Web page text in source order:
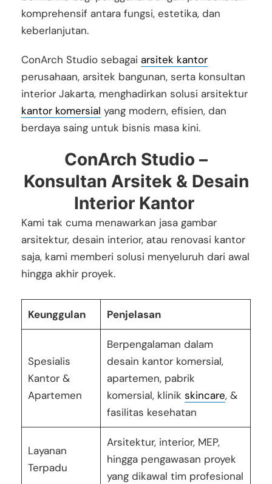
komprehensif antara fungsi, estetika, dan
keberlanjutan.
ConArch Studio sebagai arsitek kantor
perusahaan, arsitek bangunan, serta konsultan
interior Jakarta, menghadirkan solusi arsitektur
kantor komersial yang modern, efisien, dan
berdaya saing untuk bisnis masa kini.
ConArch Studio –
Konsultan Arsitek & Desain
Interior Kantor
Kami tak cuma menawarkan jasa gambar
arsitektur, desain interior, atau renovasi kantor
saja, kami memberi solusi menyeluruh dari awal
hingga akhir proyek.
Keunggulan Penjelasan
Spesialis
Kantor &
Apartemen
Berpengalaman dalam
desain kantor komersial,
apartemen, pabrik
komersial, klinik skincare, &
fasilitas kesehatan
Layanan
Terpadu
Arsitektur, interior, MEP,
hingga pengawasan proyek
yang dikawal tim profesional